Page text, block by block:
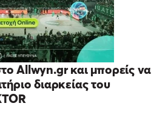
Allwyn.gr και μπορείς να
διαρκείας του